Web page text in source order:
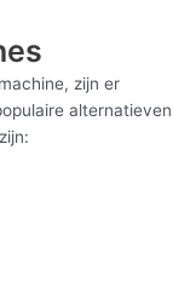
zijn er
alternatieven